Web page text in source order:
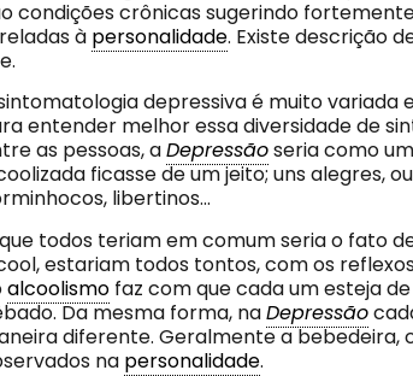
condições crônicas sugerindo
à personalidade. Existe descrição
depressiva é muito variada
entender melhor essa diversidade de
as pessoas, aDepressãoseria como
ficasse de um jeito; uns alegres,
libertinos…
todos teriam em comum seria o fato
estariam todos tontos, com os
alcoolismofaz com que cada um esteja
Da mesma forma, naDepressão
diferente. Geralmente a bebedeira,
na personalidade.